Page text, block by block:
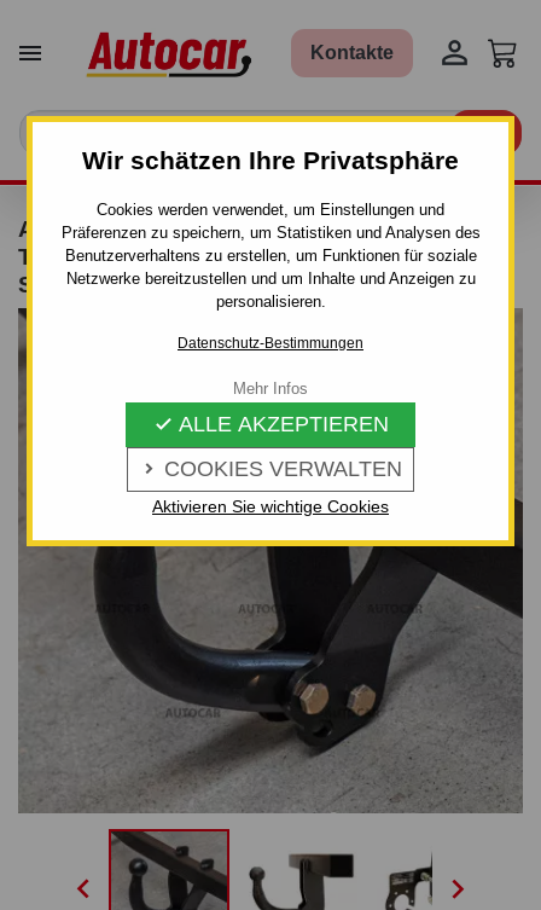
Wir schätzen Ihre Privatsphäre
Cookies werden verwendet, um Einstellungen und
Präferenzen zu speichern, um Statistiken und Analysen des
Benutzerverhaltens zu erstellen, um Funktionen für soziale
Netzwerke bereitzustellen und um Inhalte und Anzeigen zu
personalisieren.
Datenschutz-Bestimmungen
 COOKIES VERWALTEN
 ALLE AKZEPTIEREN
Aktivieren Sie wichtige Cookies
Mehr Infos
 Kontakte 
ANHÄNGERKUPPLUNG FÜR HYUNDAI
TUSCON - 5-TÜRIG. (JM) - MANUALL–AHK
STARR - VON 2004 BIS 2011
 